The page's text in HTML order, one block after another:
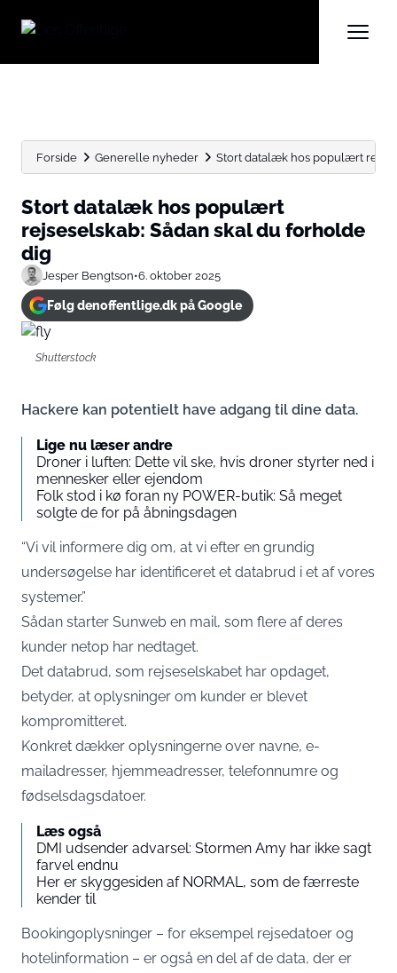
Forside Generelle nyheder Stort datalæk hos populært
Stort datalæk hos populært
rejseselskab: Sådan skal du forholde
dig
Jesper Bengtson•6. oktober 2025
Følg denoffentlige.dk på Google
Shutterstock
Hackere kan potentielt have adgang til dine data.
Lige nu læser andre
Droner i luften: Dette vil ske, hvis droner styrter ned i
mennesker eller ejendom
Folk stod i kø foran ny POWER-butik: Så meget
solgte de for på åbningsdagen
“Vi vil informere dig om, at vi efter en grundig
undersøgelse har identificeret et databrud i et af vores
systemer.”
Sådan starter Sunweb en mail, som flere af deres
kunder netop har nedtaget.
Det databrud, som rejseselskabet har opdaget,
betyder, at oplysninger om kunder er blevet
kompromitteret.
Konkret dækker oplysningerne over navne, e-
mailadresser, hjemmeadresser, telefonnumre og
fødselsdagsdatoer.
Læs også
DMI udsender advarsel: Stormen Amy har ikke sagt
farvel endnu
Her er skyggesiden af NORMAL, som de færreste
kender til
Bookingoplysninger – for eksempel rejsedatoer og
hotelinformation – er også en del af de data, der er